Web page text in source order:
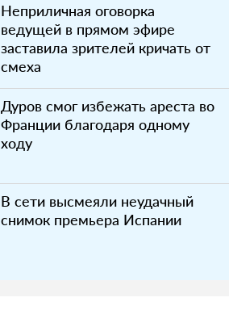
Неприличная оговорка
ведущей в прямом эфире
заставила зрителей кричать от
смеха
Дуров смог избежать ареста во
Франции благодаря одному
ходу
В сети высмеяли неудачный
снимок премьера Испании